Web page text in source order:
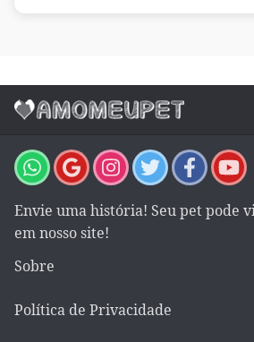
Envie uma história! Seu pet pode
em nosso site!
Sobre
Política de Privacidade